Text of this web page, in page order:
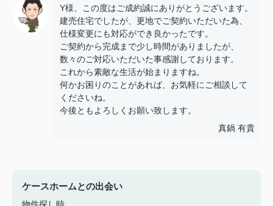
Y様、この度はご成約誠にありがとうございます。
建売住宅でしたが、更地でご契約いただいた為、
仕様変更にも対応ができ良かったです。
ご契約から完成まで少し時間がありましたが、
数々のご対応いただいた事感謝しております。
これから素敵な生活が始まりますね。
何かお困りのことがあれば、お気軽にご相談して
くださいね。
今後ともよろしくお願い致します。
真鍋 有貴
ケースホームとの出会い